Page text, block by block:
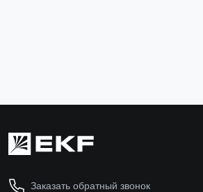
Заказать обратный звонок